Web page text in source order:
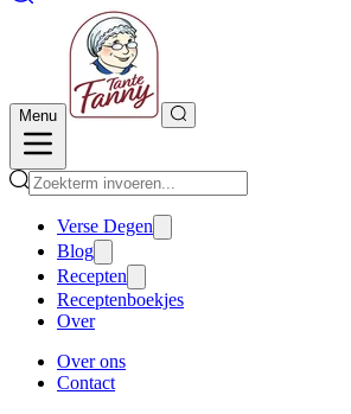
Menu
Verse Degen
Blog
Recepten
Receptenboekjes
Over
Over ons
Contact